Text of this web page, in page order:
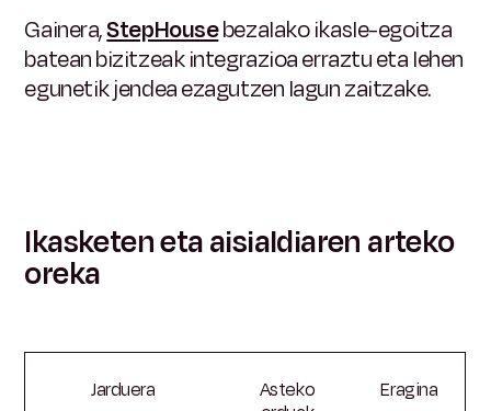
Gainera,StepHousebezalako ikasle-egoitza
batean bizitzeak integrazioa erraztu eta lehen
egunetik jendea ezagutzen lagun zaitzake.
Ikasketen eta aisialdiaren arteko
oreka
Jarduera
Asteko
Eragina